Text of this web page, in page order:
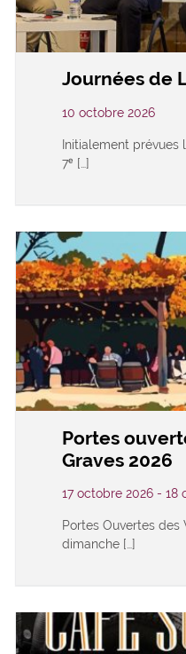
Journées de
10 octobre 2026
Initialement prévues
7ᵉ […]
Portes
Graves 2026
17 octobre 2026 - 18
Portes Ouvertes des
dimanche […]